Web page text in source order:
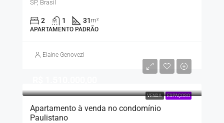
SP, Brasil
2 1 31m²
APARTAMENTO PADRÃO
Elaine Genovezi
VENDA ESPAÇOSO
Apartamento à venda no condomínio
Paulistano